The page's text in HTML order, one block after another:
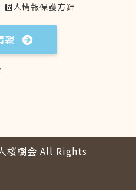
個人情報保護方針
報
桜樹会 All Rights